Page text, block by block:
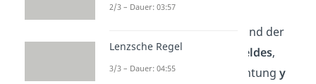
Aufgrund der Bewegung und der
Ausrichtung des
Magnetfeldes,
wirkt nun eine Kraft in Richtung y
2/3 – Dauer: 03:57
Lenzsche Regel
3/3 – Dauer: 04:55